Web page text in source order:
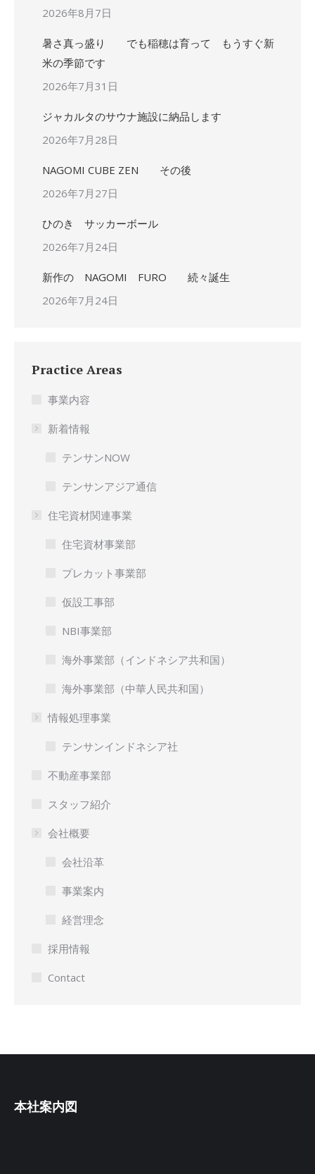
2026年8月7日
暑さ真っ盛り でも稲穂は育って もうすぐ新
米の季節です
2026年7月31日
ジャカルタのサウナ施設に納品します
2026年7月28日
NAGOMI CUBE ZEN その後
2026年7月27日
ひのき サッカーボール
2026年7月24日
新作の NAGOMI FURO 続々誕生
2026年7月24日
Practice Areas
事業内容
新着情報
テンサンNOW
テンサンアジア通信
住宅資材関連事業
住宅資材事業部
プレカット事業部
仮設工事部
NBI事業部
海外事業部（インドネシア共和国）
海外事業部（中華人民共和国）
情報処理事業
テンサンインドネシア社
不動産事業部
スタッフ紹介
会社概要
会社沿革
事業案内
経営理念
採用情報
Contact
本社案内図